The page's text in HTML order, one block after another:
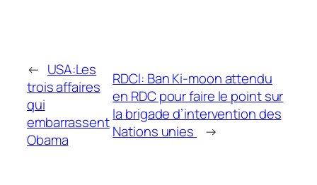
← USA:Les
trois affaires
qui
embarrassent
Obama
RDCl: Ban Ki-moon attendu
en RDC pour faire le point sur
la brigade d’intervention des
Nations unies
→